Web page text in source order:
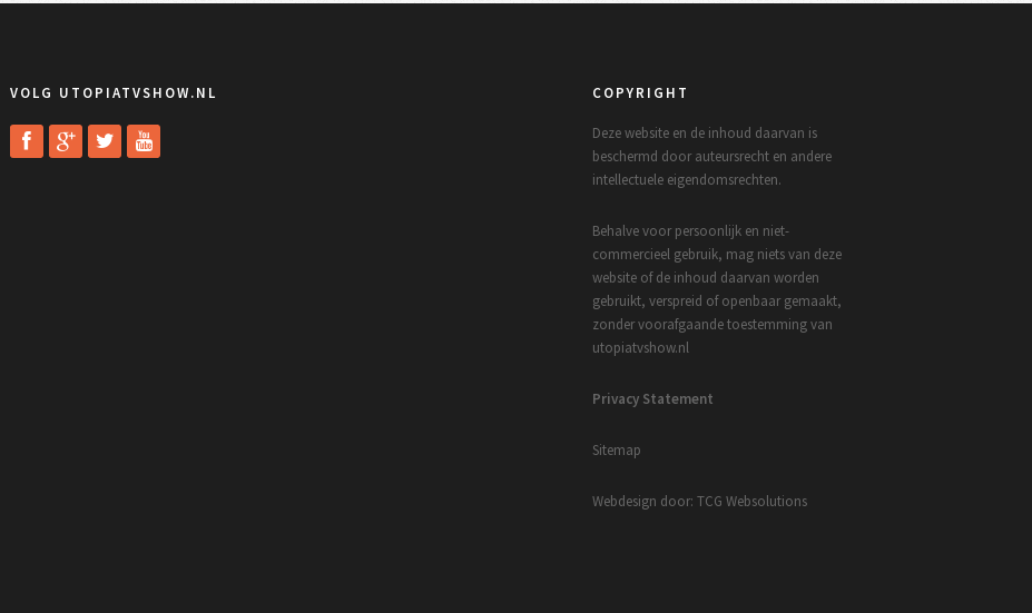
VOLG UTOPIATVSHOW.NL COPYRIGHT
Deze website en de inhoud daarvan is
beschermd door auteursrecht en andere
intellectuele eigendomsrechten.
Behalve voor persoonlijk en niet-
commercieel gebruik, mag niets van deze
website of de inhoud daarvan worden
gebruikt, verspreid of openbaar gemaakt,
zonder voorafgaande toestemming van
utopiatvshow.nl
Privacy Statement
Sitemap
Webdesign door: TCG Websolutions